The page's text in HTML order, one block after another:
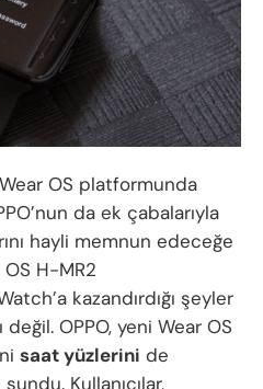
Wear OS platformunda
da ek çabalarıyla
hayli memnun edeceğe
H-MR2
kazandırdığı şeyler
OPPO, yeni Wear OS
saat yüzlerini de
Kullanıcılar,